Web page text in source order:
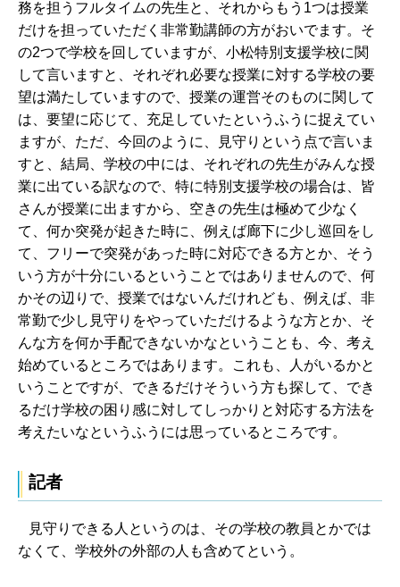
務を担うフルタイムの先生と、それからもう1つは授業
だけを担っていただく非常勤講師の方がおいでます。そ
の2つで学校を回していますが、小松特別支援学校に関
して言いますと、それぞれ必要な授業に対する学校の要
望は満たしていますので、授業の運営そのものに関して
は、要望に応じて、充足していたというふうに捉えてい
ますが、ただ、今回のように、見守りという点で言いま
すと、結局、学校の中には、それぞれの先生がみんな授
業に出ている訳なので、特に特別支援学校の場合は、皆
さんが授業に出ますから、空きの先生は極めて少なく
て、何か突発が起きた時に、例えば廊下に少し巡回をし
て、フリーで突発があった時に対応できる方とか、そう
いう方が十分にいるということではありませんので、何
かその辺りで、授業ではないんだけれども、例えば、非
常勤で少し見守りをやっていただけるような方とか、そ
んな方を何か手配できないかなということも、今、考え
始めているところではあります。これも、人がいるかと
いうことですが、できるだけそういう方も探して、でき
るだけ学校の困り感に対してしっかりと対応する方法を
考えたいなというふうには思っているところです。
記者
見守りできる人というのは、その学校の教員とかでは
なくて、学校外の外部の人も含めてという。